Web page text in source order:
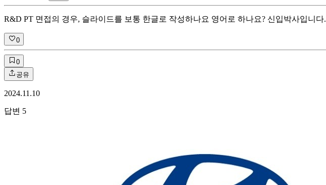
R&D PT 면접의 경우, 슬라이드를 보통 한글로 작성하나요 영어로 하나요? 신입박사입니다.
0
0
공유
2024.11.10
답변 5